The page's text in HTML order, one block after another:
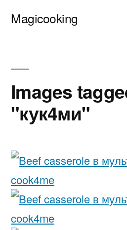
Magicooking
Images
"кук4ми"